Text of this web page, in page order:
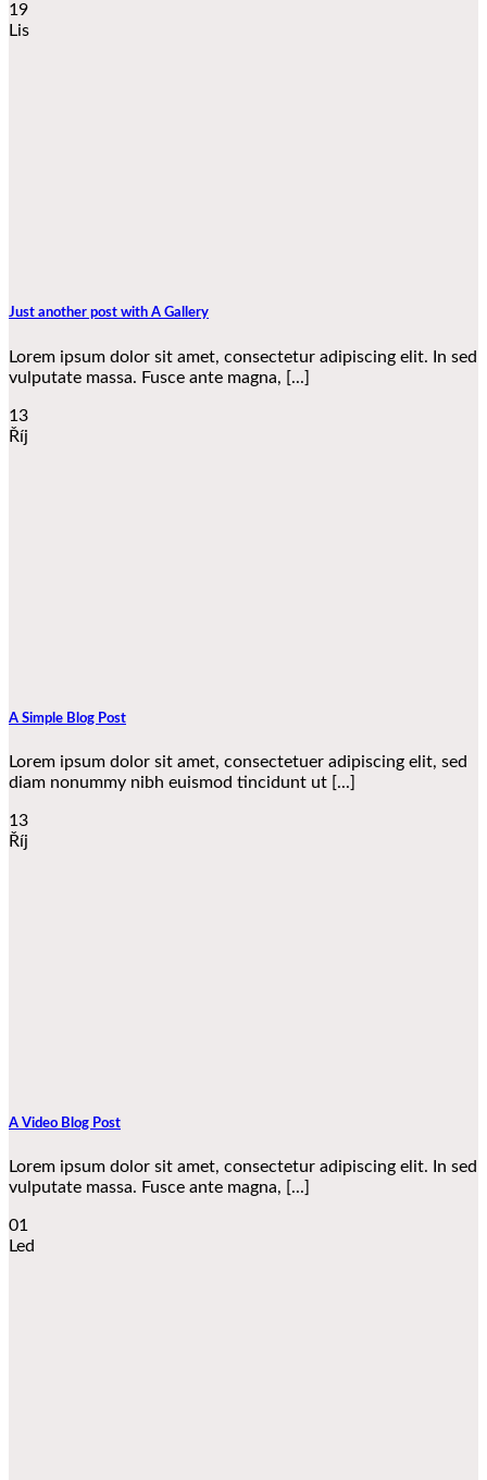
19
Lis
Just another post with A Gallery
Lorem ipsum dolor sit amet, consectetur adipiscing elit. In sed
vulputate massa. Fusce ante magna, [...]
13
Říj
A Simple Blog Post
Lorem ipsum dolor sit amet, consectetuer adipiscing elit, sed
diam nonummy nibh euismod tincidunt ut [...]
13
Říj
A Video Blog Post
Lorem ipsum dolor sit amet, consectetur adipiscing elit. In sed
vulputate massa. Fusce ante magna, [...]
01
Led